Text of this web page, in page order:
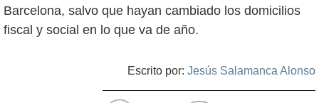
Barcelona, salvo que hayan cambiado los domicilios
fiscal y social en lo que va de año.
Escrito por: Jesús Salamanca Alonso